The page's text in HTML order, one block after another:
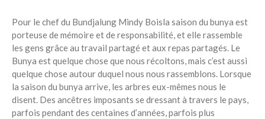
Pour le chef du Bundjalung Mindy Boisla saison du bunya est
porteuse de mémoire et de responsabilité, et elle rassemble
les gens grâce au travail partagé et aux repas partagés. Le
Bunya est quelque chose que nous récoltons, mais c’est aussi
quelque chose autour duquel nous nous rassemblons. Lorsque
la saison du bunya arrive, les arbres eux-mêmes nous le
disent. Des ancêtres imposants se dressant à travers le pays,
parfois pendant des centaines d’années, parfois plus